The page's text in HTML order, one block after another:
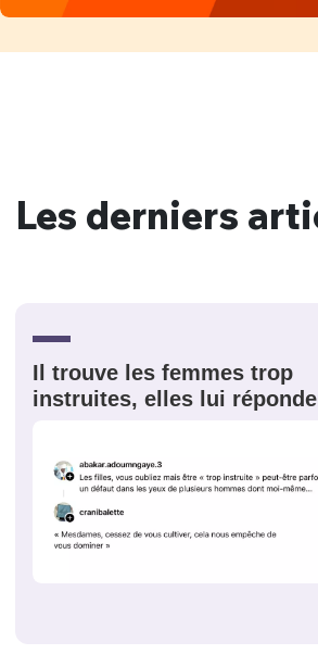
Les derniers
Il trouve les femmes trop
instruites, elles lui
PSEUDO*
EMAIL*
PASSWORD*
VOTRE PARTICIPATION
Que souhaitez-
Quelques
tweets